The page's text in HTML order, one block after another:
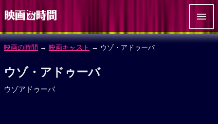
映画の時間 → 映画キャスト → ウゾ・アドゥーバ
ウゾ・アドゥーバ
ウゾアドゥーバ